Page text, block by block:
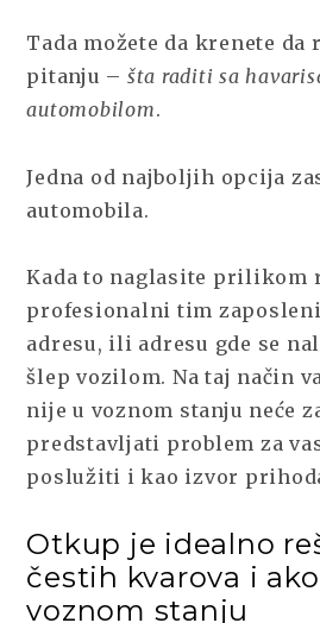
Tada možete da krenete da
pitanju – šta raditi sa
automobilom.
Jedna od najboljih opcija
automobila.
Kada to naglasite prilikom
profesionalni tim
adresu, ili adresu gde se
šlep vozilom. Na taj način
nije u voznom stanju neće
predstavljati problem za
poslužiti i kao izvor
Otkup je idealno
čestih kvarova i
voznom stanju